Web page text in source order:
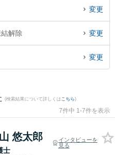
スの德永 義夫弁護士、弁護士法人き
トラブル解決の実績豊富な近くの弁
凍結解除を法律相談できる宮崎市内
りの相談者さんにおすすめです。
変更
解除 変更
変更
(検索結果について詳しくは こちら)
7件中 1-7件を表示
悠太郎
士
インタビューを
見る